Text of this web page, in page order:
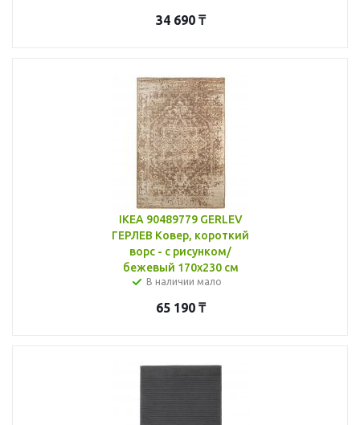
34 690₸
IKEA 90489779 GERLEV
ГЕРЛЕВ Ковер, короткий
ворс - с рисунком/
бежевый 170x230 см
В наличии мало
65 190₸